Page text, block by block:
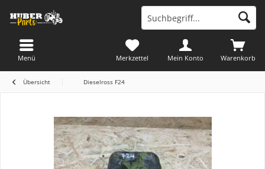
Warenkorb
Merkzettel Mein Konto
Menü
Übersicht Dieselross F24